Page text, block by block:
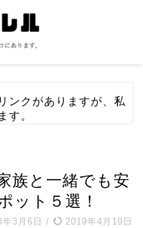
ンクがありますが、私
す。
族と一緒でも安
ット５選！
年3月6日 / 2019年4月19日